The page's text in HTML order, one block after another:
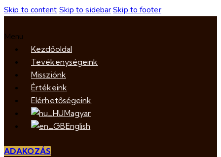
Skip to content Skip to sidebarSkip to footer
Menu
Kezdőoldal
Tevékenységeink
Missziónk
Értékeink
Elérhetőségeink
Magyar
English
ADAKOZÁS